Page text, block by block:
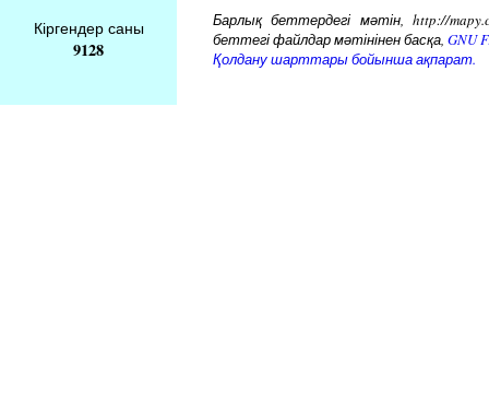
Кіргендер саны
9128
Барлық беттердегі мәтін, http://
беттегі файлдар мәтінінен басқа, GNU
Қолдану шарттары бойынша ақпарат.